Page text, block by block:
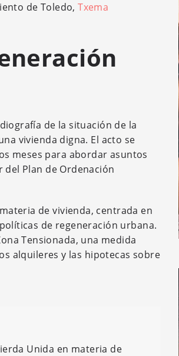
de Toledo,Txema
de la situación de la
vivienda digna. El acto se
meses para abordar asuntos
Plan de Ordenación
de vivienda, centrada en
de regeneración urbana.
Tensionada, una medida
alquileres y las hipotecas sobre
Unida en materia de